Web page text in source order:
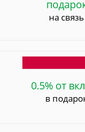
на связь
0.5% от
в